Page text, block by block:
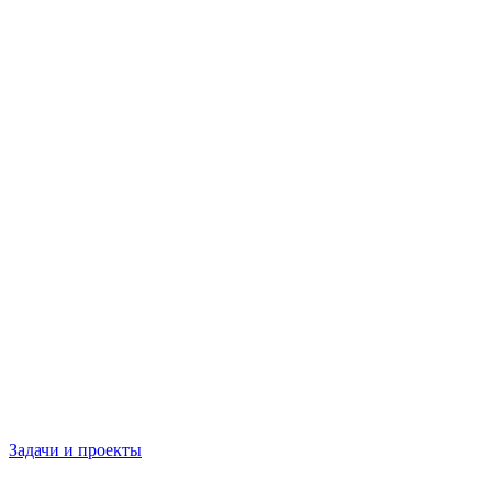
Задачи и проекты